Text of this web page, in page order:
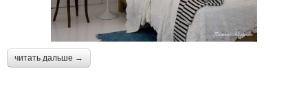
читать дальше →